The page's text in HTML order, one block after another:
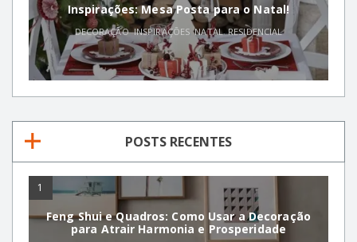
Inspirações: Mesa Posta para o Natal!
DECORAÇÃO,INSPIRAÇÕES ,NATAL,RESIDENCIAL
POSTS RECENTES
1
Feng Shui e Quadros: Como Usar a Decoração
para Atrair Harmonia e Prosperidade